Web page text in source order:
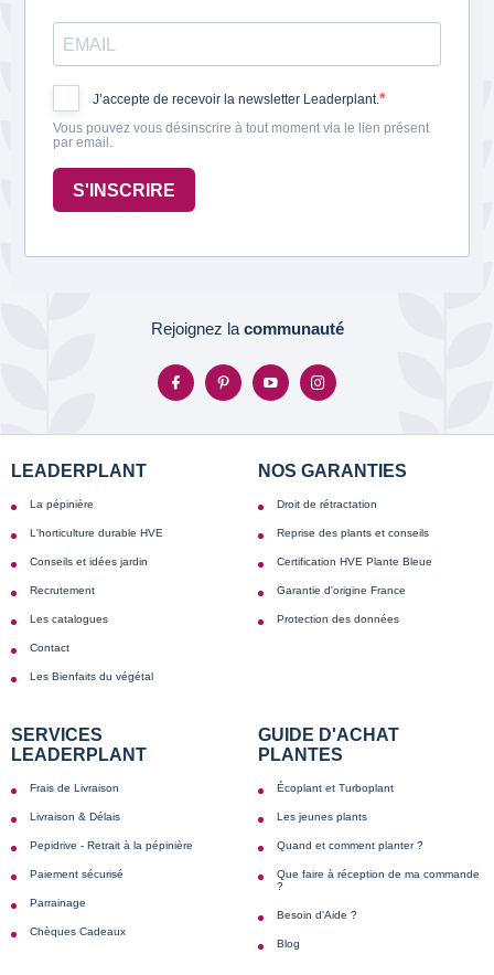
J’accepte de recevoir la newsletter Leaderplant.
Vous pouvez vous désinscrire à tout moment via le lien présent
par email.
S'INSCRIRE
Rejoignez la communauté
LEADERPLANT
La pépinière
L'horticulture durable HVE
Conseils et idées jardin
Recrutement
Les catalogues
Contact
Les Bienfaits du végétal
NOS GARANTIES
Droit de rétractation
Reprise des plants et conseils
Certification HVE Plante Bleue
Garantie d'origine France
Protection des données
SERVICES
LEADERPLANT
Frais de Livraison
Livraison & Délais
Pepidrive - Retrait à la pépinière
Paiement sécurisé
Parrainage
Chèques Cadeaux
GUIDE D'ACHAT
PLANTES
Écoplant et Turboplant
Les jeunes plants
Quand et comment planter ?
Que faire à réception de ma commande
?
Besoin d'Aide ?
Blog